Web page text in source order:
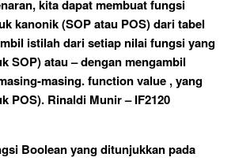
kita dapat membuat fungsi
kanonik (SOP atau POS) dari tabel
istilah dari setiap nilai fungsi yang
SOP) atau – dengan mengambil
masing. function value , yang
POS). Rinaldi Munir – IF2120
Boolean yang ditunjukkan pada